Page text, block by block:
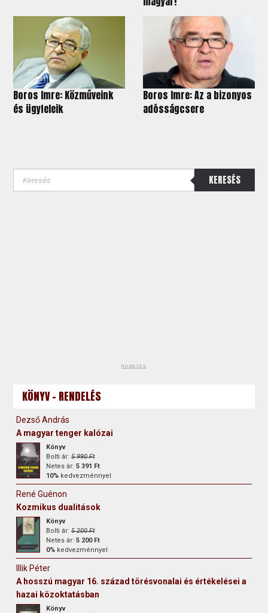
Boros Imre: Közműveink
és ügyfeleik
Boros Imre: Az a bizonyos
adósságcsere
KERESÉS
hirdetés
KÖNYV - RENDELÉS
Dezső András
A magyar tenger kalózai
Könyv
Bolti ár:5 990 Ft
Netes ár:5 391 Ft
10% kedvezménnyel
René Guénon
Kozmikus dualitások
Könyv
Bolti ár:5 200 Ft
Netes ár:5 200 Ft
0% kedvezménnyel
Illik Péter
A hosszú magyar 16. század törésvonalai és értékelései a
hazai közoktatásban
Könyv